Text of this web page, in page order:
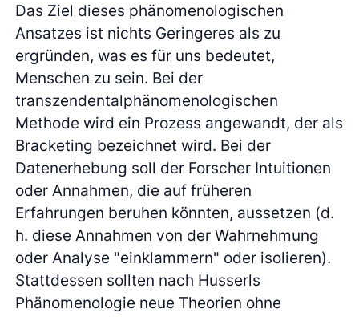
Das Ziel dieses phänomenologischen
Ansatzes ist nichts Geringeres als zu
ergründen, was es für uns bedeutet,
Menschen zu sein. Bei der
transzendentalphänomenologischen
Methode wird ein Prozess angewandt, der als
Bracketing bezeichnet wird. Bei der
Datenerhebung soll der Forscher Intuitionen
oder Annahmen, die auf früheren
Erfahrungen beruhen könnten, aussetzen (d.
h. diese Annahmen von der Wahrnehmung
oder Analyse "einklammern" oder isolieren).
Stattdessen sollten nach Husserls
Phänomenologie neue Theorien ohne